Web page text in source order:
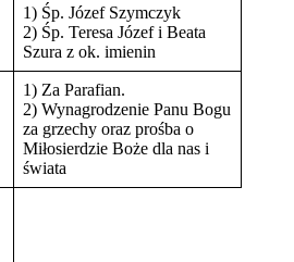
1) Śp. Józef Szymczyk
2) Śp. Teresa Józef i Beata
Szura z ok. imienin
1) Za Parafian.
2) Wynagrodzenie Panu Bogu
za grzechy oraz prośba o
Miłosierdzie Boże dla nas i
świata